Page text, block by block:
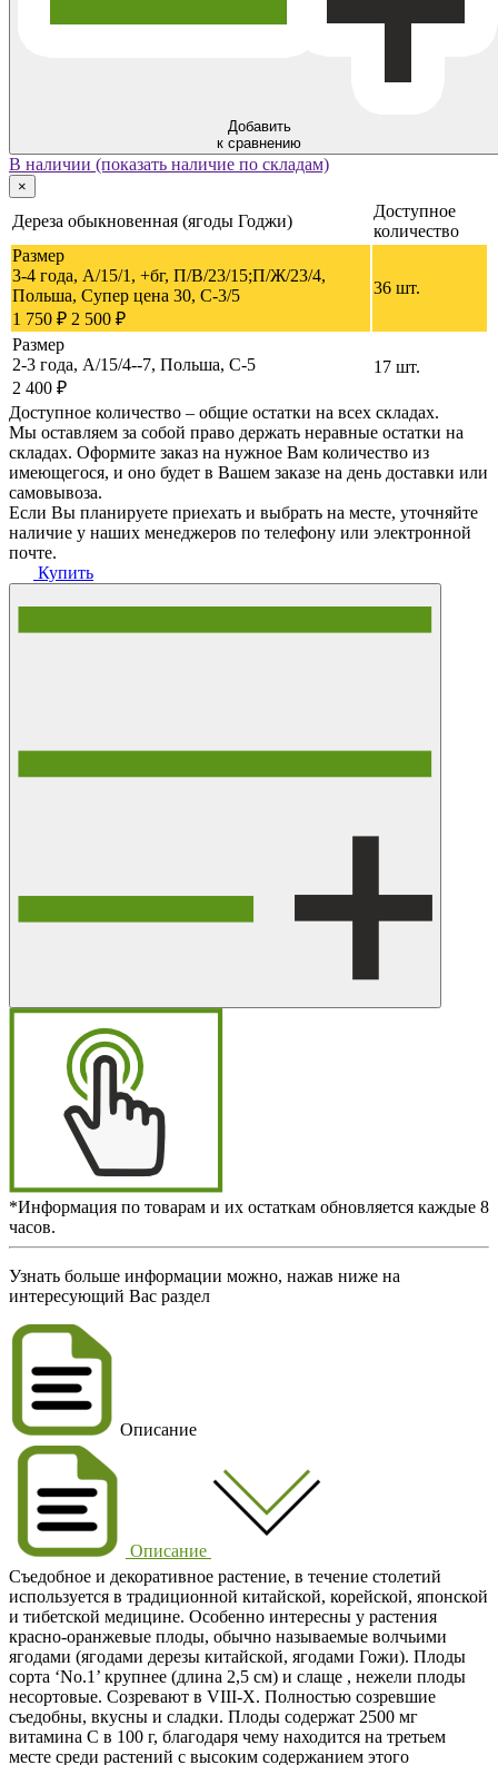
Добавить
к сравнению
В наличии (показать наличие по складам)
×
Дереза обыкновенная (ягоды Годжи)
Доступное
количество
Размер
3-4 года, A/15/1, +бг, П/В/23/15;П/Ж/23/4,
Польша, Супер цена 30, C-3/5
1 750 ₽ 2 500 ₽
36 шт.
Размер
2-3 года, A/15/4--7, Польша, C-5
2 400 ₽
17 шт.
Доступное количество – общие остатки на всех складах.
Мы оставляем за собой право держать неравные остатки на
складах. Оформите заказ на нужное Вам количество из
имеющегося, и оно будет в Вашем заказе на день доставки или
самовывоза.
Если Вы планируете приехать и выбрать на месте, уточняйте
наличие у наших менеджеров по телефону или электронной
почте.
Купить
*Информация по товарам и их остаткам обновляется каждые 8
часов.
Узнать больше информации можно, нажав ниже на
интересующий Вас раздел
Описание
Описание
Съедобное и декоративное растение, в течение столетий
используется в традиционной китайской, корейской, японской
и тибетской медицине. Особенно интересны у растения
красно-оранжевые плоды, обычно называемые волчьими
ягодами (ягодами дерезы китайской, ягодами Гожи). Плоды
сорта ‘No.1’ крупнее (длина 2,5 см) и слаще , нежели плоды
несортовые. Созревают в VIII-X. Полностью созревшие
съедобны, вкусны и сладки. Плоды содержат 2500 мг
витамина С в 100 г, благодаря чему находится на третьем
месте среди растений с высоким содержанием этого